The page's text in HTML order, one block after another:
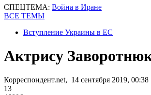
СПЕЦТЕМА: Война в Иране
ВСЕ ТЕМЫ
Вступление Украины в ЕС
Актрису
Корреспондент.net, 14 сентября 2019, 00:38
13